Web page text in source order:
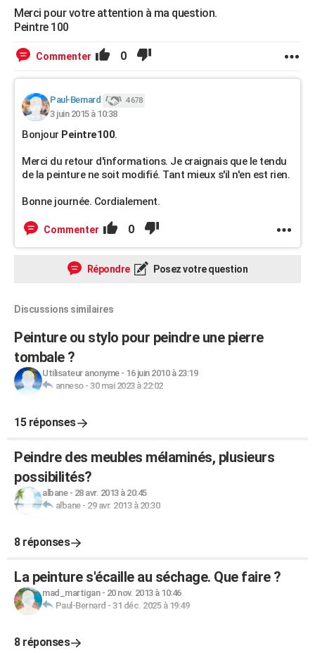
Merci pour votre attention à ma question.
Peintre 100
Commenter 0
Paul-Bernard 4 678
3 juin 2015 à 10:38
Bonjour Peintre100.
Merci du retour d'informations. Je craignais que le tendu
de la peinture ne soit modifié. Tant mieux s'il n'en est rien.
Bonne journée. Cordialement.
Commenter 0
Répondre Posez votre question
Discussions similaires
Peinture ou stylo pour peindre une pierre
tombale ?
Utilisateur anonyme- 16 juin 2010 à 23:19
anneso- 30 mai 2023 à 22:02
15 réponses
Peindre des meubles mélaminés, plusieurs
possibilités?
albane- 28 avr. 2013 à 20:45
albane- 29 avr. 2013 à 20:30
8 réponses
La peinture s'écaille au séchage. Que faire ?
mad_martigan- 20 nov. 2013 à 10:46
Paul-Bernard - 31 déc. 2025 à 19:49
8 réponses